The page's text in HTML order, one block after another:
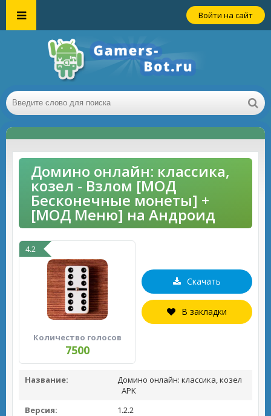
Войти на сайт
Домино онлайн: классика,
козел - Взлом [МОД
Бесконечные монеты] +
[МОД Меню] на Андроид
4.2
Количество голосов
7500
Скачать
В закладки
Название:
Домино онлайн: классика, козел
APK
Версия:
1.2.2